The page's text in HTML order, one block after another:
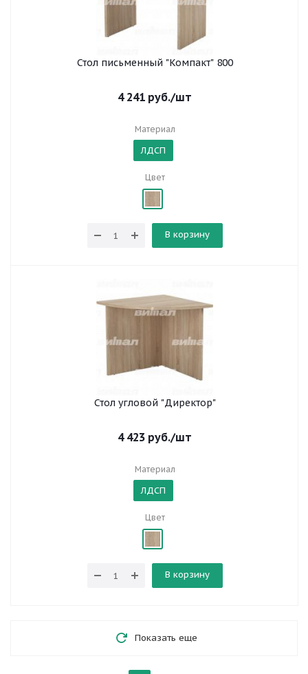
Стол письменный "Компакт" 800
4 241 руб./шт
Материал
ЛДСП
Цвет
В корзину
Стол угловой "Директор"
4 423 руб./шт
Материал
ЛДСП
Цвет
В корзину
Показать еще